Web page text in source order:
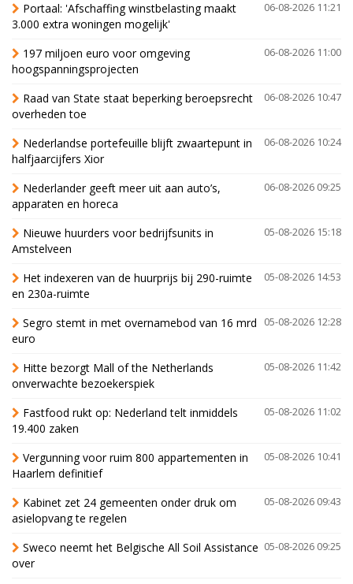
06-08-2026 11:21
Portaal: 'Afschaffing winstbelasting maakt
3.000 extra woningen mogelijk'
06-08-2026 11:00
197 miljoen euro voor omgeving
hoogspanningsprojecten
06-08-2026 10:47
Raad van State staat beperking beroepsrecht
overheden toe
06-08-2026 10:24
Nederlandse portefeuille blijft zwaartepunt in
halfjaarcijfers Xior
06-08-2026 09:25
Nederlander geeft meer uit aan auto’s,
apparaten en horeca
05-08-2026 15:18
Nieuwe huurders voor bedrijfsunits in
Amstelveen
05-08-2026 14:53
Het indexeren van de huurprijs bij 290-ruimte
en 230a-ruimte
05-08-2026 12:28
Segro stemt in met overnamebod van 16 mrd
euro
05-08-2026 11:42
Hitte bezorgt Mall of the Netherlands
onverwachte bezoekerspiek
05-08-2026 11:02
Fastfood rukt op: Nederland telt inmiddels
19.400 zaken
05-08-2026 10:41
Vergunning voor ruim 800 appartementen in
Haarlem definitief
05-08-2026 09:43
Kabinet zet 24 gemeenten onder druk om
asielopvang te regelen
05-08-2026 09:25
Sweco neemt het Belgische All Soil Assistance
over